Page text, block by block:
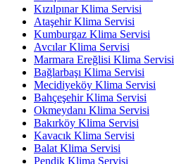
Kızılpınar Klima Servisi
Ataşehir Klima Servisi
Kumburgaz Klima Servisi
Avcılar Klima Servisi
Marmara Ereğlisi Klima Servisi
Bağlarbaşı Klima Servisi
Mecidiyeköy Klima Servisi
Bahçeşehir Klima Servisi
Okmeydanı Klima Servisi
Bakırköy Klima Servisi
Kavacık Klima Servisi
Balat Klima Servisi
Pendik Klima Servisi